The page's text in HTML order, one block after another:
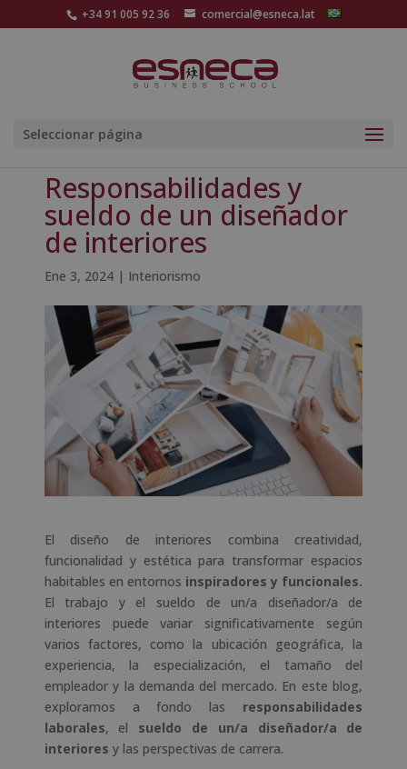
+34 91 005 92 36 comercial@esneca.lat
Seleccionar página
Responsabilidades y
sueldo de un diseñador
de interiores
Ene 3, 2024| Interiorismo
El diseño de interiores combina creatividad,
funcionalidad y estética para transformar espacios
habitables en entornos inspiradores y funcionales.
El trabajo y el sueldo de un/a diseñador/a de
interiores puede variar significativamente según
varios factores, como la ubicación geográfica, la
experiencia, la especialización, el tamaño del
empleador y la demanda del mercado. En este blog,
exploramos a fondo las responsabilidades
laborales, el sueldo de un/a diseñador/a de
interiores y las perspectivas de carrera.